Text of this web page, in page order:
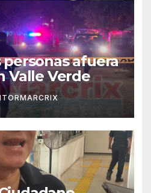
personas afuera
Valle Verde